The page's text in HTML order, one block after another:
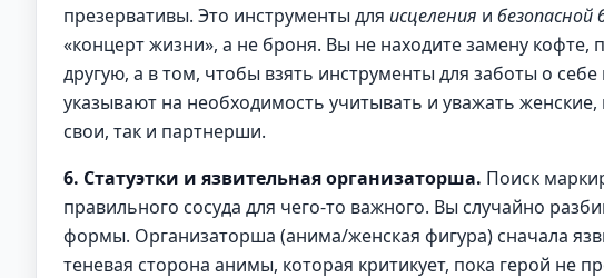
презервативы. Это инструменты для исцеления и безопасной
«концерт жизни», а не броня. Вы не находите замену
другую, а в том, чтобы взять инструменты для заботы о
указывают на необходимость учитывать и уважать
свои, так и партнерши.
6. Статуэтки и язвительная организаторша. Поиск
правильного сосуда для чего-то важного. Вы случайно
формы. Организаторша (анима/женская фигура) сначала
теневая сторона анимы, которая критикует, пока герой не